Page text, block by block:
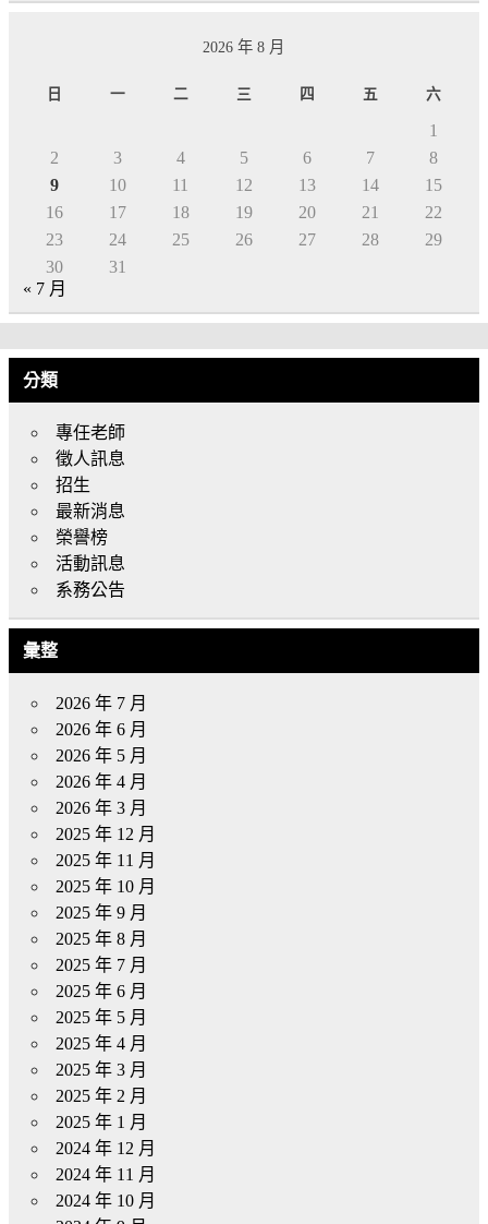
2026 年 8 月
日 一 二 三 四 五 六
1
2
3 4 5 6 7
8
9
10 11 12 13 14
15
16
17 18 19 20 21
22
23
24 25 26 27 28
29
30
31
« 7 月
分類
專任老師
徵人訊息
招生
最新消息
榮譽榜
活動訊息
系務公告
彙整
2026 年 7 月
2026 年 6 月
2026 年 5 月
2026 年 4 月
2026 年 3 月
2025 年 12 月
2025 年 11 月
2025 年 10 月
2025 年 9 月
2025 年 8 月
2025 年 7 月
2025 年 6 月
2025 年 5 月
2025 年 4 月
2025 年 3 月
2025 年 2 月
2025 年 1 月
2024 年 12 月
2024 年 11 月
2024 年 10 月